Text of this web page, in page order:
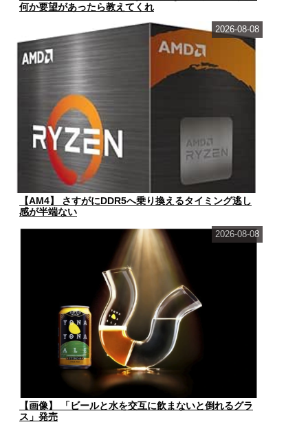
何か要望があったら教えてくれ
【AM4】 さすがにDDR5へ乗り換えるタイミング逃し
感が半端ない
2026-08-08
【画像】 「ビールと水を交互に飲まないと倒れるグラ
ス」発売
2026-08-08